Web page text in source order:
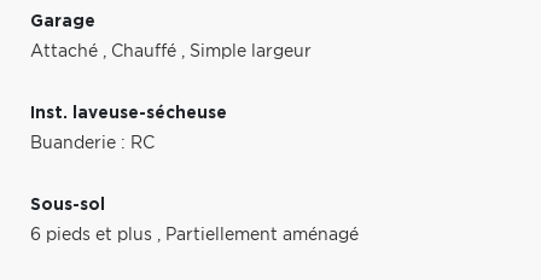
Garage
Attaché , Chauffé , Simple largeur
Inst. laveuse-sécheuse
Buanderie : RC
Sous-sol
6 pieds et plus , Partiellement aménagé